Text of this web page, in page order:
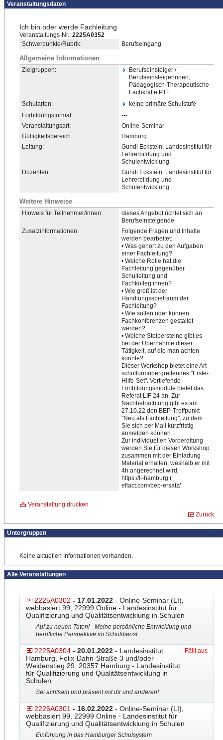
Veranstaltungsdaten
Ich bin oder werde Fachleitung
Veranstaltungs-Nr.: 2225A0352
Schwerpunkte/Rubrik:
Berufseingang
Allgemeine Informationen
Zielgruppen:
Berufseinsteiger /
Berufseinsteigerinnen,
Pädagogisch-Therapeutische
Fachkräfte PTF
Schularten:
keine primäre Schulstufe
Forbildungsformat:
---
Veranstaltungsart:
Online-Seminar
Gültigkeitsbereich:
Hamburg
Leitung:
Gundi Eckstein, Landesinstitut für
Lehrerbildung und
Schulentwicklung
Dozenten:
Gundi Eckstein, Landesinstitut für
Lehrerbildung und
Schulentwicklung
Weitere Hinweise
Hinweis für Teilnehmer/innen:
dieses Angebot richtet sich an
Berufseinsteigende
Zusatzinformationen:
Folgende Fragen und Inhalte
werden bearbeitet:
• Was gehört zu den Aufgaben
einer Fachleitung?
• Welche Rolle hat die
Fachleitung gegenüber
Schulleitung und
Fachkolleg:innen?
• Wie groß ist der
Handlungsspielraum der
Fachleitung?
• Wie sollen oder können
Fachkonferenzen gestaltet
werden?
• Welche Stolpersteine gibt es
bei der Übernahme dieser
Tätigkeit, auf die man achten
könnte?
Dieser Workshop bietet eine Art
schulformübergreifendes "Erste-
Hilfe-Set". Vertiefende
Fortbildungsmodule bietet das
Referat LIF 24 an. Zur
Nachbetrachtung gibt es am
27.10.22 den BEP-Treffpunkt
"Neu als Fachleitung", zu dem
Sie sich per Mail kurzfristig
anmelden können.
Zur individuellen Vorbereitung
werden Sie für diesen Workshop
zusammen mit der Einladung
Material erhalten, weshalb er mit
4h angerechnet wird.
https://li-hamburg.r
eflact.com/bep-ersatz/
Veranstaltung drucken
Zurück
Untergruppen
Keine aktuellen Informationen vorhanden.
Alle Veranstaltungen
2225A0302 - 17.01.2022 - Online-Seminar (LI),
webbasiert 99, 22999 Online - Landesinstitut für
Qualifizierung und Qualitätsentwicklung in Schulen
Auf zu neuen Taten! - Meine persönliche Entwicklung und
berufliche Perspektive im Schuldienst
2225A0304 - 20.01.2022 - Landesinstitut
Hamburg, Felix-Dahn-Straße 3 und/oder
Weidenstieg 29, 20357 Hamburg - Landesinstitut
für Qualifizierung und Qualitätsentwicklung in
Schulen
Fällt aus
Sei achtsam und präsent mit dir und anderen!
2225A0301 - 16.02.2022 - Online-Seminar (LI),
webbasiert 99, 22999 Online - Landesinstitut für
Qualifizierung und Qualitätsentwicklung in Schulen
Einführung in das Hamburger Schulsystem